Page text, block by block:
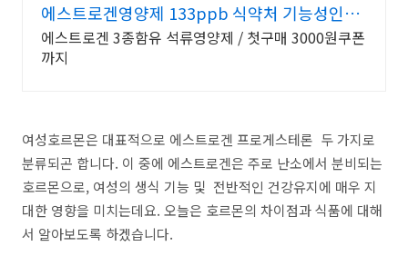
에스트로겐영양제 133ppb 식약처 기능성인정
석류추출물
에스트로겐 3종함유 석류영양제 / 첫구매 3000원쿠폰
까지
여성호르몬은 대표적으로 에스트로겐 프로게스테론 두 가지로
분류되곤 합니다. 이 중에 에스트로겐은 주로 난소에서 분비되는
호르몬으로, 여성의 생식 기능 및 전반적인 건강유지에 매우 지
대한 영향을 미치는데요. 오늘은 호르몬의 차이점과 식품에 대해
서 알아보도록 하겠습니다.